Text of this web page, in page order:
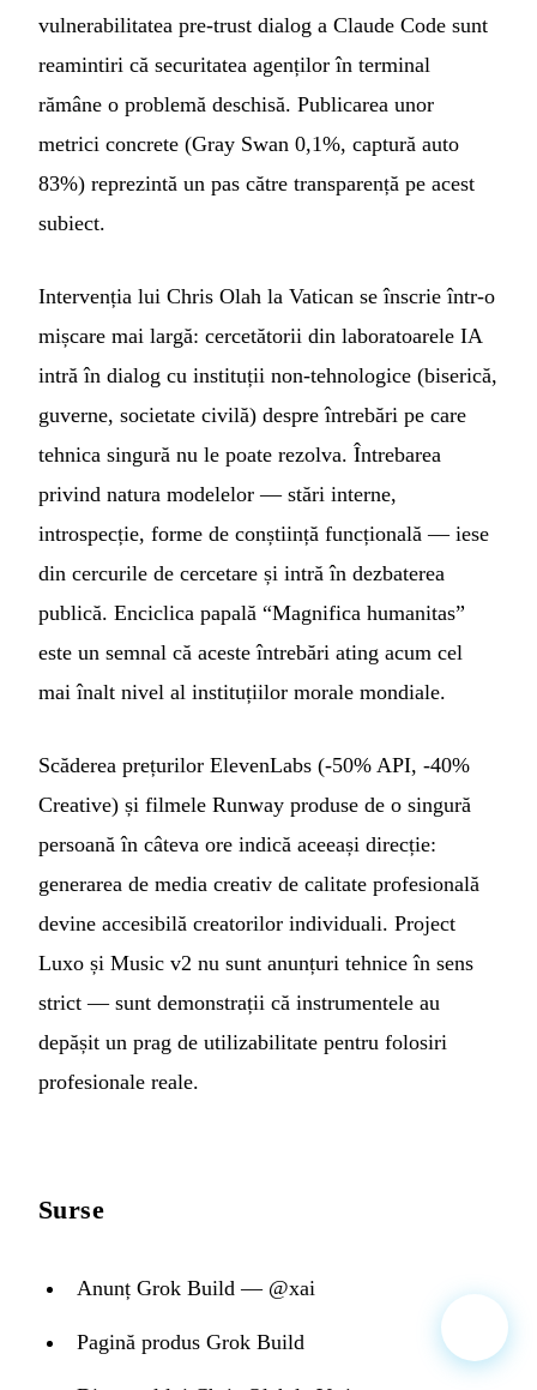
vulnerabilitatea pre-trust dialog a Claude Code sunt
reamintiri că securitatea agenților în terminal
rămâne o problemă deschisă. Publicarea unor
metrici concrete (Gray Swan 0,1%, captură auto
83%) reprezintă un pas către transparență pe acest
subiect.
Intervenția lui Chris Olah la Vatican se înscrie într-o
mișcare mai largă: cercetătorii din laboratoarele IA
intră în dialog cu instituții non-tehnologice (biserică,
guverne, societate civilă) despre întrebări pe care
tehnica singură nu le poate rezolva. Întrebarea
privind natura modelelor — stări interne,
introspecție, forme de conștiință funcțională — iese
din cercurile de cercetare și intră în dezbaterea
publică. Enciclica papală “Magnifica humanitas”
este un semnal că aceste întrebări ating acum cel
mai înalt nivel al instituțiilor morale mondiale.
Scăderea prețurilor ElevenLabs (-50% API, -40%
Creative) și filmele Runway produse de o singură
persoană în câteva ore indică aceeași direcție:
generarea de media creativ de calitate profesională
devine accesibilă creatorilor individuali. Project
Luxo și Music v2 nu sunt anunțuri tehnice în sens
strict — sunt demonstrații că instrumentele au
depășit un prag de utilizabilitate pentru folosiri
profesionale reale.
Surse
Anunț Grok Build — @xai
Pagină produs Grok Build